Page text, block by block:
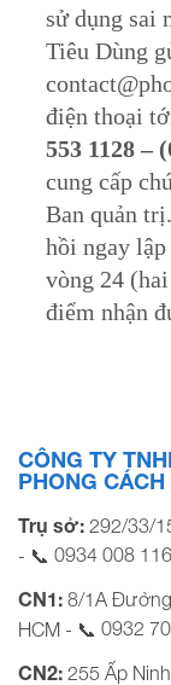
sử dụng sai
Tiêu Dùng
điện thoại
553 1128 –
cung cấp
Ban quản
hồi ngay
vòng 24
điểm nhận
CÔNG TY
PHONG
Trụ sở: 292/33/
- 📞 0934 008 116
CN1: 8/1A
HCM - 📞 0932
CN2: 255 Ấp